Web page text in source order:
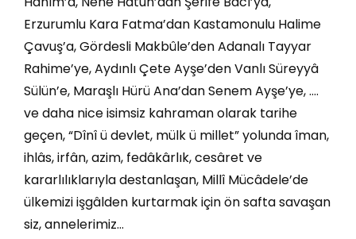
Erzurumlu Kara Fatma’dan Kastamonulu Halime
Çavuş’a, Gördesli Makbûle’den Adanalı Tayyar
Rahime’ye, Aydınlı Çete Ayşe’den Vanlı Süreyyâ
Sülün’e, Maraşlı Hürü Ana’dan Senem Ayşe’ye, ….
ve daha nice isimsiz kahraman olarak tarihe
geçen, “Dînî ü devlet, mülk ü millet” yolunda îman,
ihlâs, irfân, azim, fedâkârlık, cesâret ve
kararlılıklarıyla destanlaşan, Millî Mücâdele’de
ülkemizi işgâlden kurtarmak için ön safta savaşan
siz, annelerimiz…